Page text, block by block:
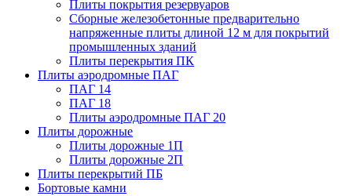
Плиты покрытия резервуаров
Сборные железобетонные предварительно
напряженные плиты длиной 12 м для покрытий
промышленных зданий
Плиты перекрытия ПК
Плиты аэродромные ПАГ
ПАГ 14
ПАГ 18
Плиты аэродромные ПАГ 20
Плиты дорожные
Плиты дорожные 1П
Плиты дорожные 2П
Плиты перекрытий ПБ
Бортовые камни